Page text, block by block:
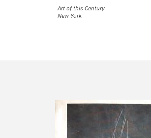
Art of this Century
New York